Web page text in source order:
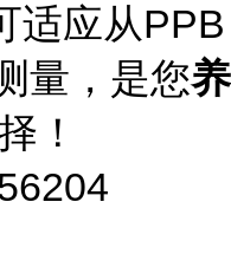
适应从PPB
量，是您养
！